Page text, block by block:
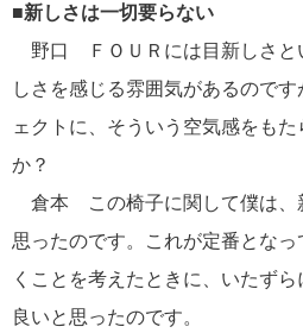
■新しさは一切要らない
野口 ＦＯＵＲには目新しさと
しさを感じる雰囲気があるので
ェクトに、そういう空気感をも
か？
倉本 この椅子に関して僕は、
思ったのです。これが定番とな
くことを考えたときに、いたず
良いと思ったのです。